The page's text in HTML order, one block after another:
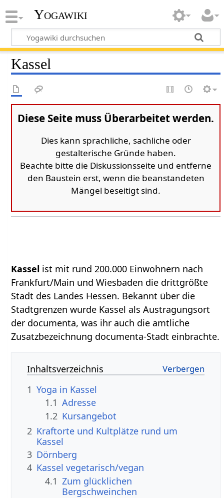
Yogawiki
Kassel
Diese Seite muss Überarbeitet werden.
Dies kann sprachliche, sachliche oder
gestalterische Gründe haben.
Beachte bitte die Diskussionsseite und entferne
den Baustein erst, wenn die beanstandeten
Mängel beseitigt sind.
Kassel ist mit rund 200.000 Einwohnern nach
Frankfurt/Main und Wiesbaden die drittgrößte
Stadt des Landes Hessen. Bekannt über die
Stadtgrenzen wurde Kassel als Austragungsort
der documenta, was ihr auch die amtliche
Zusatzbezeichnung documenta-Stadt einbrachte.
Inhaltsverzeichnis
1 Yoga in Kassel
1.1 Adresse
1.2 Kursangebot
2 Kraftorte und Kultplätze rund um
Kassel
3 Dörnberg
4 Kassel vegetarisch/vegan
4.1 Zum glücklichen
Bergschweinchen